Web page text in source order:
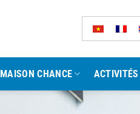
MAISON CHANCE ACTIVITÉS